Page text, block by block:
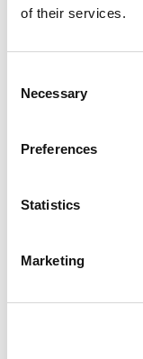
of their services.
Selection
Necessary
Preferences
Statistics
Marketing